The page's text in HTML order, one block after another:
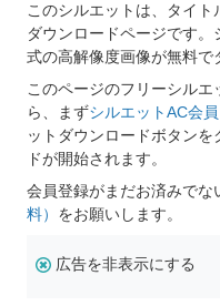
このシルエットは、タイト
ダウンロードページです
式の高解像度画像が無料で
このページのフリーシル
ら、まずシルエットAC会
ットダウンロードボタン
ドが開始されます。
会員登録がまだお済みでな
料） をお願いします。
広告を非表示にする